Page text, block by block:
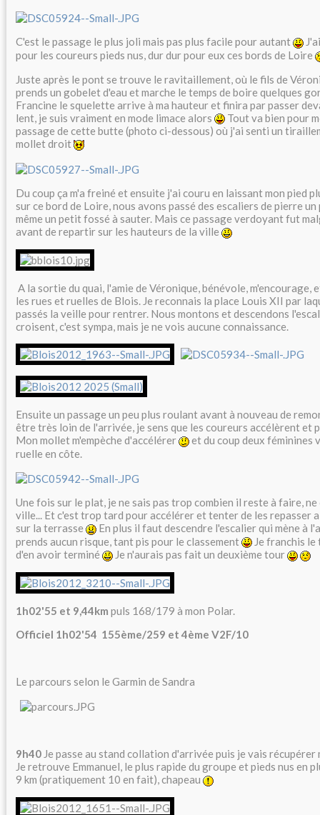
C'est le passage le plus joli mais pas plus facile pour autant
pour les coureurs pieds nus, dur dur pour eux ces bords de Loire
Juste après le pont se trouve le ravitaillement, où le fils de
prends un gobelet d'eau et marche le temps de boire quelques
Francine le squelette arrive à ma hauteur et finira par passer
lent, je suis vraiment en mode limace alors
Tout va bien pour
passage de cette butte (photo ci-dessous) où j'ai senti un
mollet droit
Du coup ça m'a freiné et ensuite j'ai couru en laissant mon pied
sur ce bord de Loire, nous avons passé des escaliers de pierre
même un petit fossé à sauter. Mais ce passage verdoyant fut
avant de repartir sur les hauteurs de la ville
A la sortie du quai, l'amie de Véronique, bénévole,
les rues et ruelles de Blois. Je reconnais la place Louis XII par
passés la veille pour rentrer. Nous montons et descendons
croisent, c'est sympa, mais je ne vois aucune connaissance.
Ensuite un passage un peu plus roulant avant à nouveau de
être très loin de l'arrivée, je sens que les coureurs accélèrent et
Mon mollet m'empèche d'accélérer
et du coup deux féminines
ruelle en côte.
Une fois sur le plat, je ne sais pas trop combien il reste à faire,
ville... Et c'est trop tard pour accélérer et tenter de les repasser
sur la terrasse
En plus il faut descendre l'escalier qui mène à
prends aucun risque, tant pis pour le classement
Je franchis
d'en avoir terminé
Je n'aurais pas fait un deuxième tour
1h02'55 et 9,44km puls 168/179 à mon Polar.
Officiel 1h02'54 155ème/259 et 4ème V2F/10
Le parcours selon le Garmin de Sandra
9h40 Je passe au stand collation d'arrivée puis je vais récupérer
Je retrouve Emmanuel, le plus rapide du groupe et pieds nus en
9 km (pratiquement 10 en fait), chapeau